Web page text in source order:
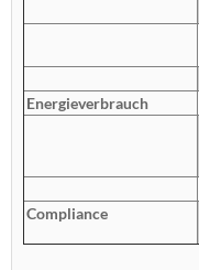
Energieverbrauch
Compliance